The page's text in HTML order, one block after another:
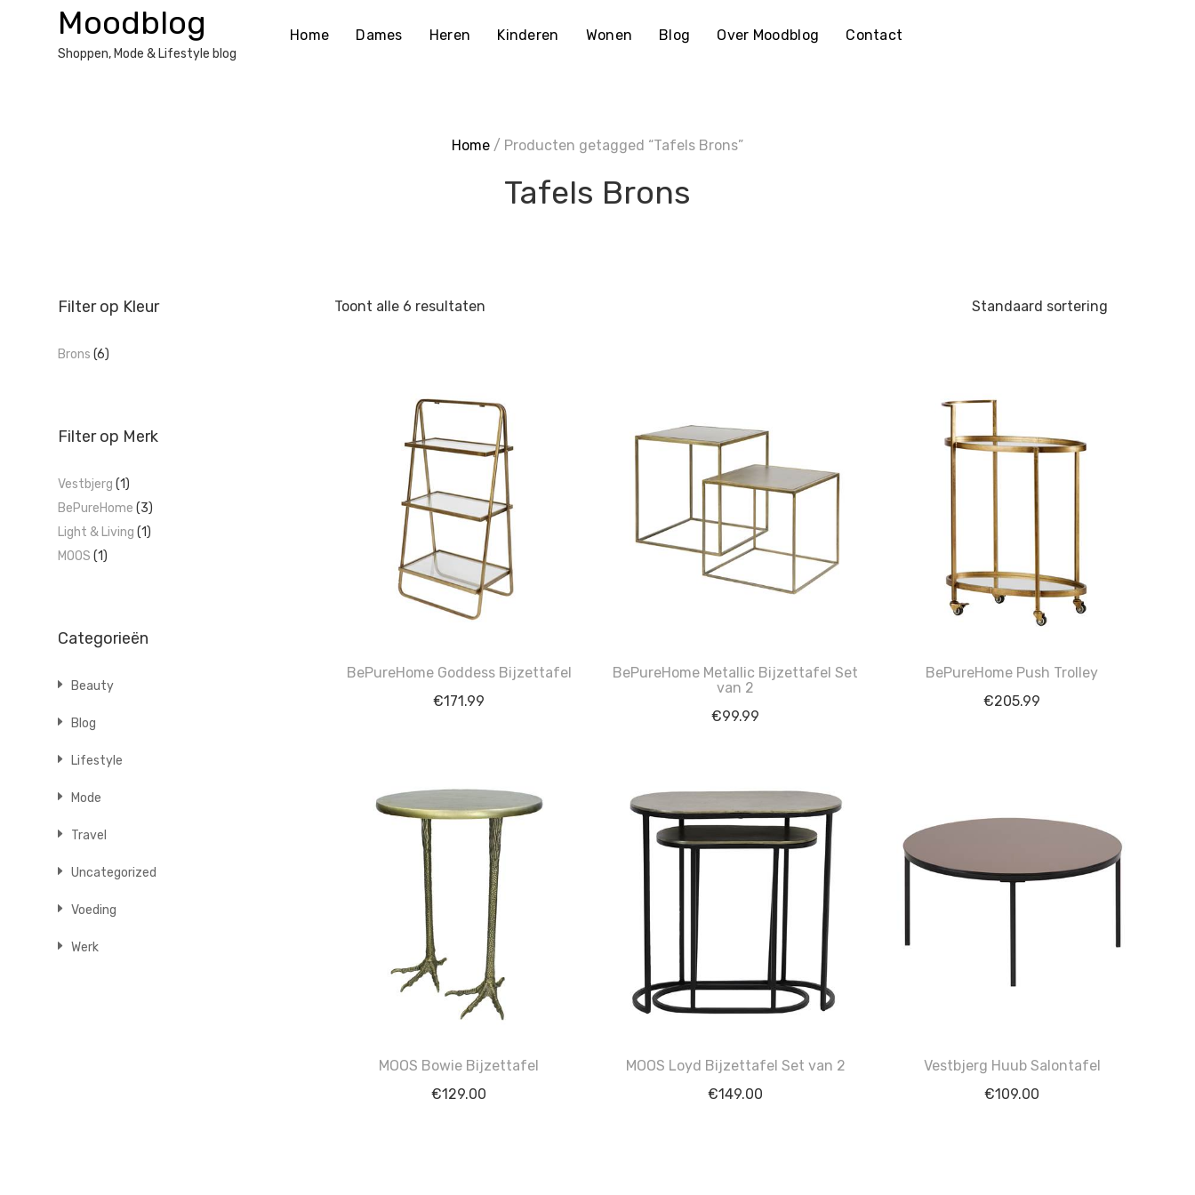
Moodblog
Shoppen, Mode & Lifestyle blog
Home Dames Heren Kinderen Wonen Blog Over Moodblog Contact
Home / Producten getagged “Tafels Brons”
Tafels Brons
Toont alle 6 resultaten
BePureHome Goddess Bijzettafel
€171.99
BePureHome Metallic Bijzettafel Set
van 2
€99.99
BePureHome Push Trolley
€205.99
MOOS Bowie Bijzettafel
€129.00
MOOS Loyd Bijzettafel Set van 2
€149.00
Vestbjerg Huub Salontafel
€109.00
Filter op Kleur
Brons (6)
Filter op Merk
Vestbjerg (1)
BePureHome (3)
Light & Living (1)
MOOS (1)
Categorieën
Beauty
Blog
Lifestyle
Mode
Travel
Uncategorized
Voeding
Werk